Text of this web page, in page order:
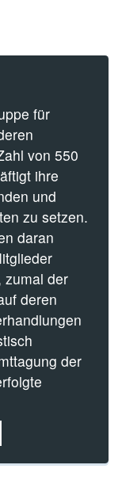
für
von 550
ihre
und
zu setzen.
daran
zumal der
deren
der